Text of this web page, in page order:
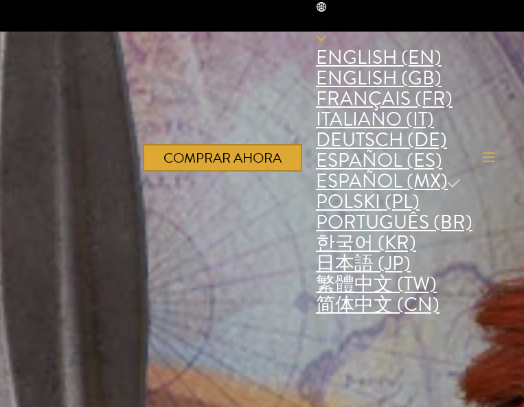
COMPRAR AHORA
ENGLISH (EN)
ENGLISH (GB)
FRANÇAIS (FR)
ITALIANO (IT)
DEUTSCH (DE)
ESPAÑOL (ES)
ESPAÑOL (MX)
POLSKI (PL)
PORTUGUÊS (BR)
한국어 (KR)
日本語 (JP)
繁體中文 (TW)
简体中文 (CN)